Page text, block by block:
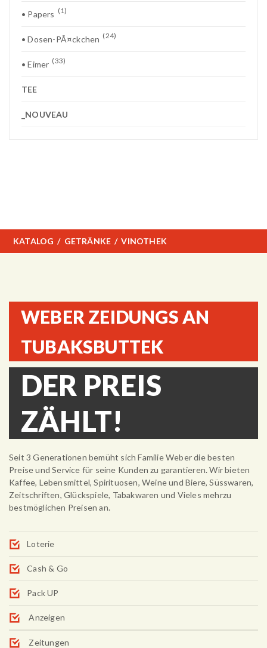
• Papers (1)
• Dosen-PÃ¤ckchen (24)
• Eimer (33)
TEE
_NOUVEAU
KATALOG GETRÄNKE VINOTHEK
WEBER ZEIDUNGS AN
TUBAKSBUTTEK
DER PREIS
ZÄHLT!
Seit 3 Generationen bemüht sich Familie Weber die besten
Preise und Service für seine Kunden zu garantieren. Wir bieten
Kaffee, Lebensmittel, Spirituosen, Weine und Biere, Süsswaren,
Zeitschriften, Glückspiele, Tabakwaren und Vieles mehrzu
bestmöglichen Preisen an.
Loterie
Cash & Go
Pack UP
Anzeigen
Zeitungen